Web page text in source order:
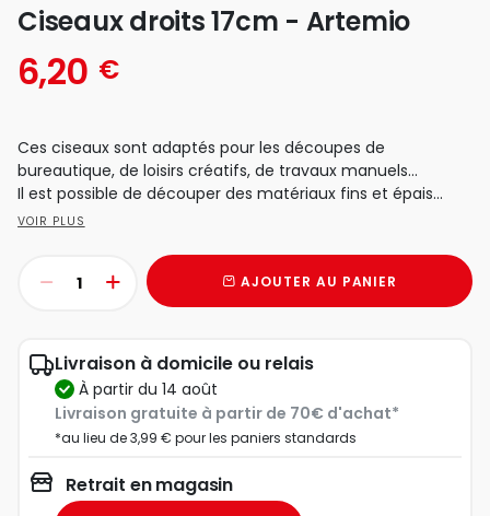
Ciseaux droits 17cm - Artemio
6,20 €
Ces ciseaux sont adaptés pour les découpes de
bureautique, de loisirs créatifs, de travaux manuels…
Il est possible de découper des matériaux fins et épais...
VOIR PLUS
AJOUTER AU PANIER
Livraison à domicile ou relais
à partir du 14 août
Livraison gratuite à partir de 70€ d'achat*
*au lieu de 3,99 € pour les paniers standards
Retrait en magasin